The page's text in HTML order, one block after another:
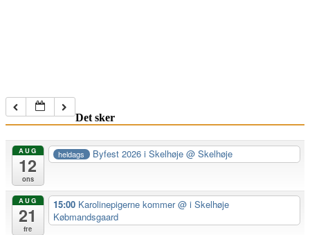
Det sker
AUG
12
ons
heldags Byfest 2026 i Skelhøje@ Skelhøje
AUG
21
fre
15:00 Karolinepigerne kommer@ i Skelhøje
Købmandsgaard